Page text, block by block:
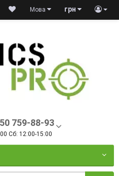
грн
Мова
759-88-93
Сб: 12:00-15:00